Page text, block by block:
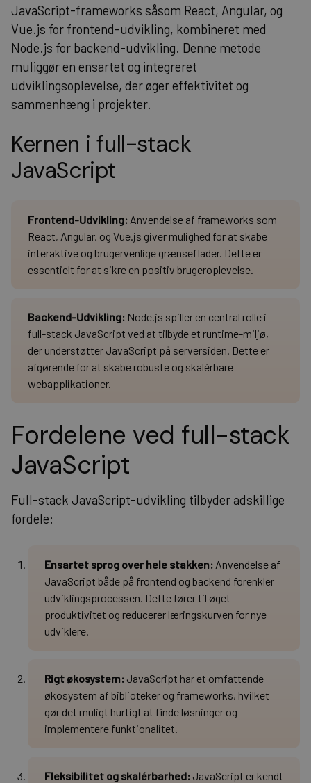
JavaScript-frameworks såsom React, Angular, og
Vue.js for frontend-udvikling, kombineret med
Node.js for backend-udvikling. Denne metode
muliggør en ensartet og integreret
udviklingsoplevelse, der øger effektivitet og
sammenhæng i projekter.
Kernen i full-stack
JavaScript
Frontend-Udvikling: Anvendelse af frameworks som
React, Angular, og Vue.js giver mulighed for at skabe
interaktive og brugervenlige grænseflader. Dette er
essentielt for at sikre en positiv brugeroplevelse.
Backend-Udvikling: Node.js spiller en central rolle i
full-stack JavaScript ved at tilbyde et runtime-miljø,
der understøtter JavaScript på serversiden. Dette er
afgørende for at skabe robuste og skalérbare
webapplikationer.
Fordelene ved full-stack
JavaScript
Full-stack JavaScript-udvikling tilbyder adskillige
fordele:
Ensartet sprog over hele stakken: Anvendelse af
JavaScript både på frontend og backend forenkler
udviklingsprocessen. Dette fører til øget
produktivitet og reducerer læringskurven for nye
udviklere.
Rigt økosystem: JavaScript har et omfattende
økosystem af biblioteker og frameworks, hvilket
gør det muligt hurtigt at finde løsninger og
implementere funktionalitet.
Fleksibilitet og skalérbarhed: JavaScript er kendt